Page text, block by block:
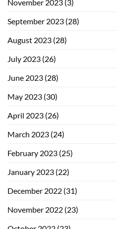
November 2023 (3)
September 2023 (28)
August 2023 (28)
July 2023 (26)
June 2023 (28)
May 2023 (30)
April 2023 (26)
March 2023 (24)
February 2023 (25)
January 2023 (22)
December 2022 (31)
November 2022 (23)